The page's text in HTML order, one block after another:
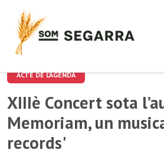
ACTE DE L'AGENDA
XIIIè Concert sota
Memoriam, un
records'